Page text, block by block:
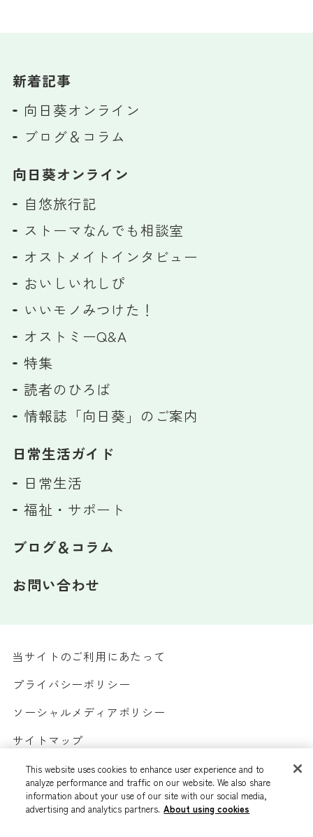
新着記事
向日葵オンライン
ブログ＆コラム
向日葵オンライン
自悠旅行記
ストーマなんでも相談室
オストメイトインタビュー
おいしいれしぴ
いいモノみつけた！
オストミーQ&A
特集
読者のひろば
情報誌「向日葵」のご案内
日常生活ガイド
日常生活
福祉・サポート
ブログ＆コラム
お問い合わせ
当サイトのご利用にあたって
プライバシーポリシー
ソーシャルメディアポリシー
サイトマップ
カスタマーハラスメントへの対応方針
This website uses cookies to enhance user experience and to
analyze performance and traffic on our website. We also share
information about your use of our site with our social media,
advertising and analytics partners. About using cookies